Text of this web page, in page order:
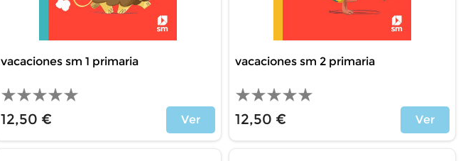
vacaciones sm 1 primaria
12,50 € Ver
vacaciones sm 2 primaria
12,50 € Ver